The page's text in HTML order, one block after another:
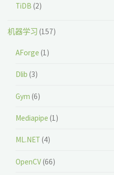
TiDB (2)
机器学习 (157)
AForge (1)
Dlib (3)
Gym (6)
Mediapipe (1)
ML.NET (4)
OpenCV(66)